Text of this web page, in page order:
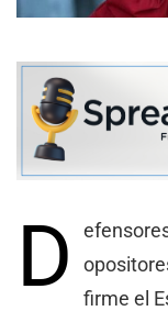
D
firme el